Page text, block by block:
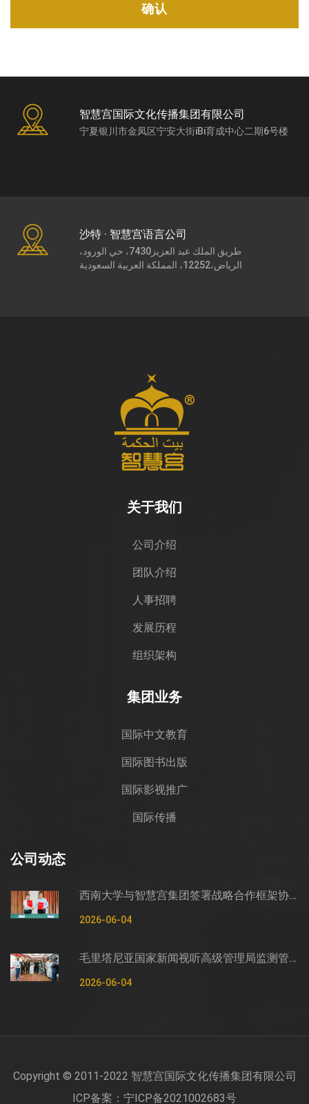
确认
智慧宫国际文化传播集团有限公司
宁夏银川市金凤区宁安大街iBi育成中心二期6号楼
沙特 · 智慧宫语言公司
طريق الملك عبد العزيز7430، حي الورود،
الرياض،12252، المملكة العربية السعودية
关于我们
公司介绍
团队介绍
人事招聘
发展历程
组织架构
集团业务
国际中文教育
国际图书出版
国际影视推广
国际传播
公司动态
西南大学与智慧宫集团签署战略合作框架协议
2026-06-04
毛里塔尼亚国家新闻视听高级管理局监测管控司司长穆罕默德·哈桑·埃萨利姆一行莅临智慧宫调研
2026-06-04
Copyright © 2011-2022 智慧宫国际文化传播集团有限公司
ICP备案：宁ICP备2021002683号